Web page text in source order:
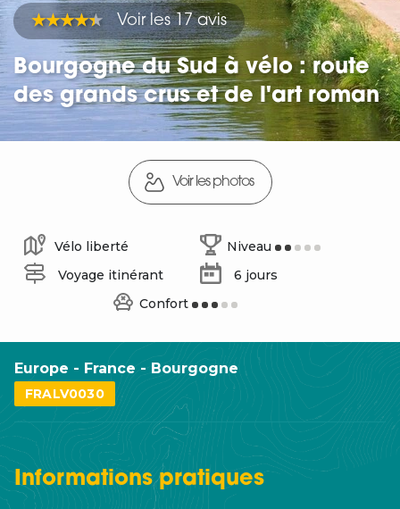
Voir les 17 avis
Bourgogne du Sud à vélo : route
des grands crus et de l'art roman
Vélo liberté
Voyage itinérant
6 jours
Niveau
Confort
Voir les photos
Europe - France - Bourgogne
FRALV0030
Informationspratiques